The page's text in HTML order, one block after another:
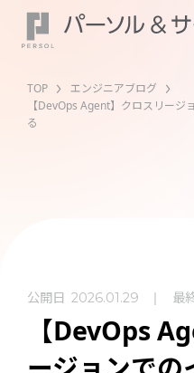
TOP
エンジニアブログ
【DevOps Agent】クロスリー
る
公開日 2026.01.29 最
【DevOps